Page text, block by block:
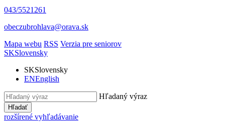
043/5521261
obeczubrohlava@orava.sk
Mapa webu RSS Verzia pre seniorov
SKSlovensky
SKSlovensky
ENEnglish
Hľadaný výraz
Hľadať
rozšírené vyhľadávanie